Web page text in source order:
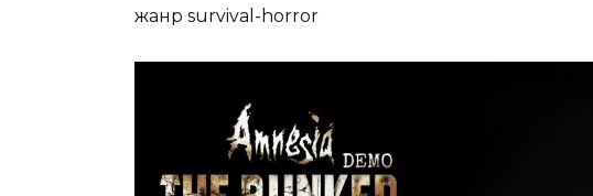
жанр survival-horror